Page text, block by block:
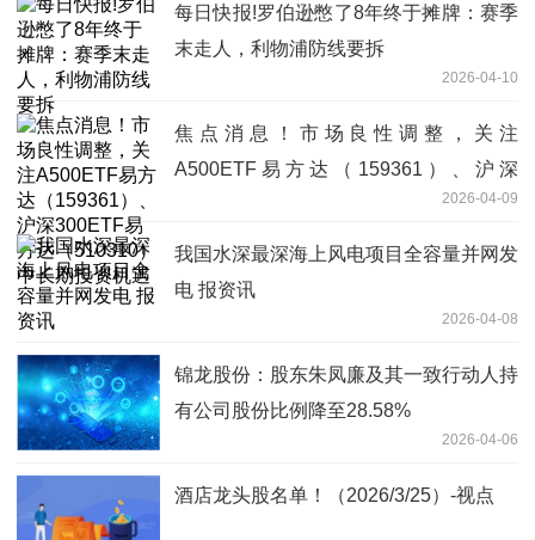
每日快报!罗伯逊憋了8年终于摊牌：赛季
末走人，利物浦防线要拆
2026-04-10
焦点消息！市场良性调整，关注
A500ETF易方达（159361）、沪深
300ETF易方达（510310）中长期投资机
遇
2026-04-09
我国水深最深海上风电项目全容量并网发
电 报资讯
2026-04-08
锦龙股份：股东朱凤廉及其一致行动人持
有公司股份比例降至28.58%
2026-04-06
酒店龙头股名单！（2026/3/25）-视点